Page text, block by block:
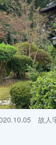
故人